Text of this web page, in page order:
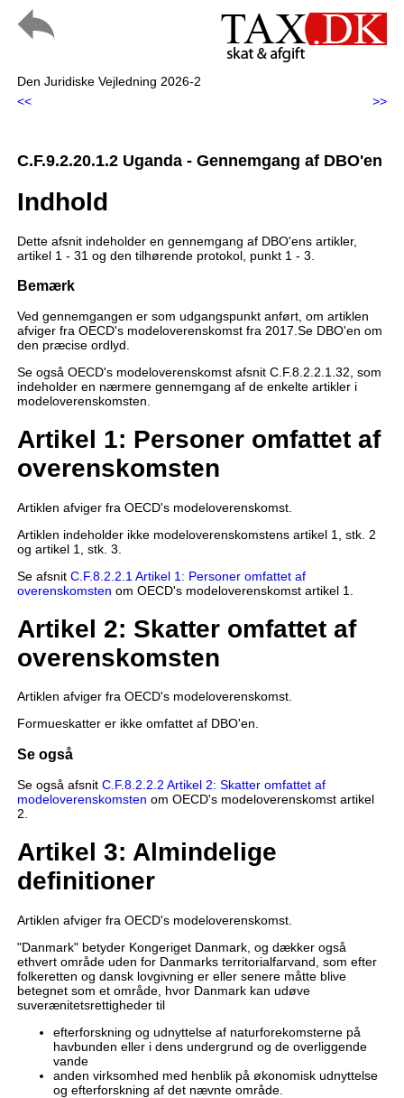
Den Juridiske Vejledning 2026-2
<<
>>
C.F.9.2.20.1.2 Uganda - Gennemgang af DBO'en
Indhold
Dette afsnit indeholder en gennemgang af DBO'ens artikler,
artikel 1 - 31 og den tilhørende protokol, punkt 1 - 3.
Bemærk
Ved gennemgangen er som udgangspunkt anført, om artiklen
afviger fra OECD's modeloverenskomst fra 2017.Se DBO'en om
den præcise ordlyd.
Se også OECD's modeloverenskomst afsnit C.F.8.2.2.1.32, som
indeholder en nærmere gennemgang af de enkelte artikler i
modeloverenskomsten.
Artikel 1: Personer omfattet af
overenskomsten
Artiklen afviger fra OECD's modeloverenskomst.
Artiklen indeholder ikke modeloverenskomstens artikel 1, stk. 2
og artikel 1, stk. 3.
Se afsnit C.F.8.2.2.1 Artikel 1: Personer omfattet af
overenskomsten om OECD's modeloverenskomst artikel 1.
Artikel 2: Skatter omfattet af
overenskomsten
Artiklen afviger fra OECD's modeloverenskomst.
Formueskatter er ikke omfattet af DBO'en.
Se også
Se også afsnit C.F.8.2.2.2 Artikel 2: Skatter omfattet af
modeloverenskomsten om OECD's modeloverenskomst artikel
2.
Artikel 3: Almindelige
definitioner
Artiklen afviger fra OECD's modeloverenskomst.
"Danmark" betyder Kongeriget Danmark, og dækker også
ethvert område uden for Danmarks territorialfarvand, som efter
folkeretten og dansk lovgivning er eller senere måtte blive
betegnet som et område, hvor Danmark kan udøve
suverænitetsrettigheder til
efterforskning og udnyttelse af naturforekomsterne på
havbunden eller i dens undergrund og de overliggende
vande
anden virksomhed med henblik på økonomisk udnyttelse
og efterforskning af det nævnte område.